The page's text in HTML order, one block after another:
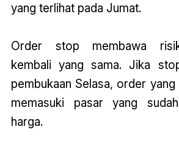
yang terlihat pada Jumat.
Order stop membawa
kembali yang sama. Jika
pembukaan Selasa, order
memasuki pasar yang
harga.